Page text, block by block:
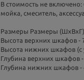
В стоимость не включено:
мойка, смеситель,
Размеры Размеры (ШхВхГ)
Высота верхних шкафов -
Высота нижних шкафов (с
Глубина верхних шкафов -
Глубина нижних шкафов -